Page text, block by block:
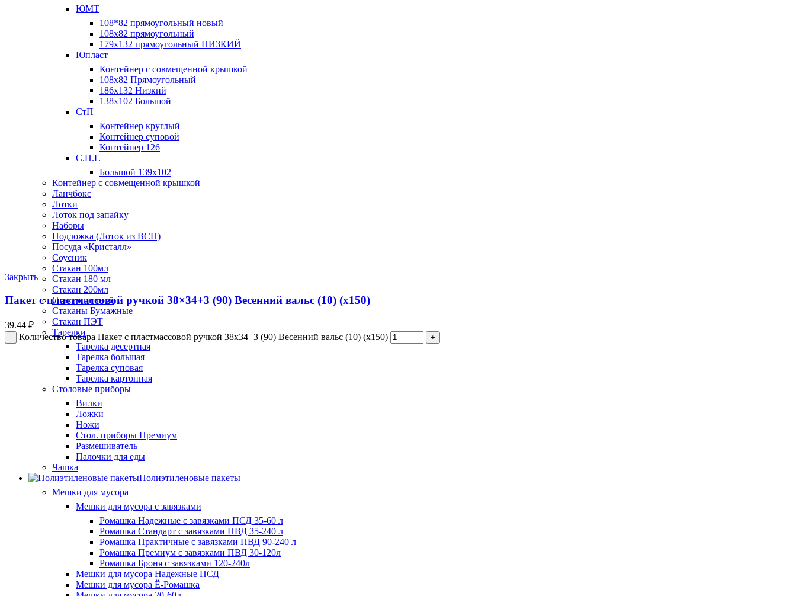
ЮМТ
108*82 прямоугольный новый
108х82 прямоугольный
179х132 прямоугольный НИЗКИЙ
Юпласт
Контейнер с совмещенной крышкой
108х82 Прямоугольный
186х132 Низкий
138х102 Большой
СтП
Контейнер круглый
Контейнер суповой
Контейнер 126
С.П.Г.
Большой 139х102
Контейнер с совмещенной крышкой
Ланчбокс
Лотки
Лоток под запайку
Наборы
Подложка (Лоток из ВСП)
Посуда «Кристалл»
Соусник
Стакан 100мл
Стакан 180 мл
Стакан 200мл
Стакан пивной
Стаканы Бумажные
Стакан ПЭТ
Тарелки
Тарелка десертная
Тарелка большая
Тарелка суповая
Тарелка картонная
Столовые приборы
Вилки
Ложки
Ножи
Стол. приборы Премиум
Размешиватель
Палочки для еды
Чашка
Полиэтиленовые пакеты
Мешки для мусора
Мешки для мусора с завязками
Ромашка Надежные с завязками ПСД 35-60 л
Ромашка Стандарт с завязками ПВД 35-240 л
Ромашка Практичные с завязками ПВД 90-240 л
Ромашка Премиум с завязками ПВД 30-120л
Ромашка Броня с завязками 120-240л
Мешки для мусора Надежные ПСД
Мешки для мусора Ё-Ромашка
Закрыть
Пакет с пластмассовой ручкой 38×34+3 (90) Весенний вальс (10) (х150)
39.44 ₽
Количество товара Пакет с пластмассовой ручкой 38x34+3 (90) Весенний вальс (10) (х150)